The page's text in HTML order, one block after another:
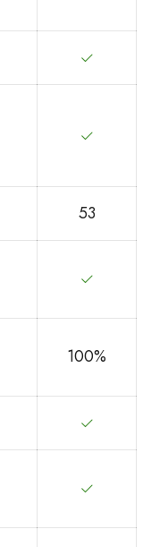
53
100%